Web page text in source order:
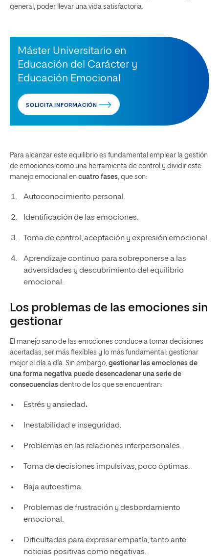
general, poder llevar una vida satisfactoria.
Máster Universitario en
Educación del Carácter y
Educación Emocional
SOLICITA INFORMACIÓN
Para alcanzar este equilibrio es fundamental emplear la gestión
de emociones como una herramienta de control y dividir este
manejo emocional en cuatro fases , que son:
Autoconocimiento personal.
Identificación de las emociones.
Toma de control, aceptación y expresión emocional.
Aprendizaje continuo para sobreponerse a las
adversidades y descubrimiento del equilibrio
emocional.
Los problemas de las emociones sin
gestionar
El manejo sano de las emociones conduce a tomar decisiones
acertadas, ser más flexibles y lo más fundamental: gestionar
mejor el día a día. Sin embargo, gestionar las emociones de
una forma negativa puede desencadenar una serie de
consecuencias dentro de los que se encuentran:
Estrés y ansiedad.
Inestabilidad e inseguridad.
Problemas en las relaciones interpersonales.
Toma de decisiones impulsivas, poco óptimas.
Baja autoestima.
Problemas de frustración y desbordamiento
emocional.
Dificultades para expresar empatía, tanto ante
noticias positivas como negativas.